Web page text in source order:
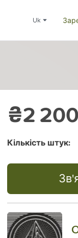
uk
₴2 200
Кількість штук: